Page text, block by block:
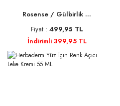
Rosense / Gülbirlik ...
Fiyat : 499,95 TL
İndirimli 399,95 TL